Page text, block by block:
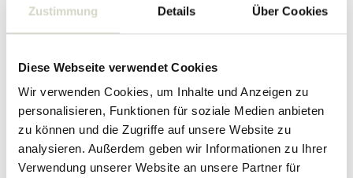
Zustimmung Details Über Cookies
Diese Webseite verwendet Cookies
Wir verwenden Cookies, um Inhalte und Anzeigen zu
personalisieren, Funktionen für soziale Medien anbieten
zu können und die Zugriffe auf unsere Website zu
analysieren. Außerdem geben wir Informationen zu Ihrer
Verwendung unserer Website an unsere Partner für
Größe: Länge 174 x Höhe 72 x Breite 68 cm
Material: Metall, Polyester
Farbe: Schwarz, Grau
wasserabweisend. Die Kissen sind nicht wasserbeständig. Es wird
Kissen direktem Sonnenlicht ausgesetzt werden, kann die Farbe
der Kissen verblassen. Die Kissenbezüge können bei 30 Grad
gewaschen werden.
PRODUKTDETAILS